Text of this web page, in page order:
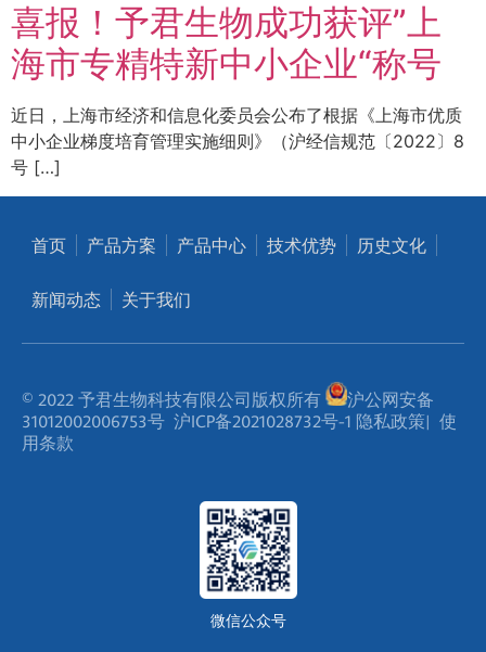
喜报！予君生物成功获评”上
海市专精特新中小企业“称号
近日，上海市经济和信息化委员会公布了根据《上海市优质
中小企业梯度培育管理实施细则》（沪经信规范〔2022〕8
号 […]
首页 产品方案 产品中心 技术优势 历史文化
新闻动态 关于我们
© 2022 予君生物科技有限公司版权所有
沪公网安备
31012002006753号 沪ICP备2021028732号-1 隐私政策| 使
用条款
微信公众号